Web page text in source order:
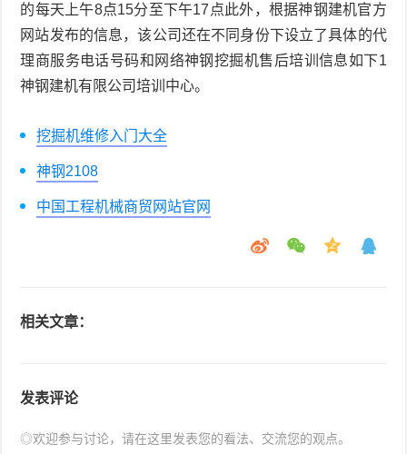
的每天上午8点15分至下午17点此外，根据神钢建机官方
网站发布的信息，该公司还在不同身份下设立了具体的代
理商服务电话号码和网络神钢挖掘机售后培训信息如下1
神钢建机有限公司培训中心。
挖掘机维修入门大全
神钢2108
中国工程机械商贸网站官网
相关文章：
发表评论
◎欢迎参与讨论，请在这里发表您的看法、交流您的观点。